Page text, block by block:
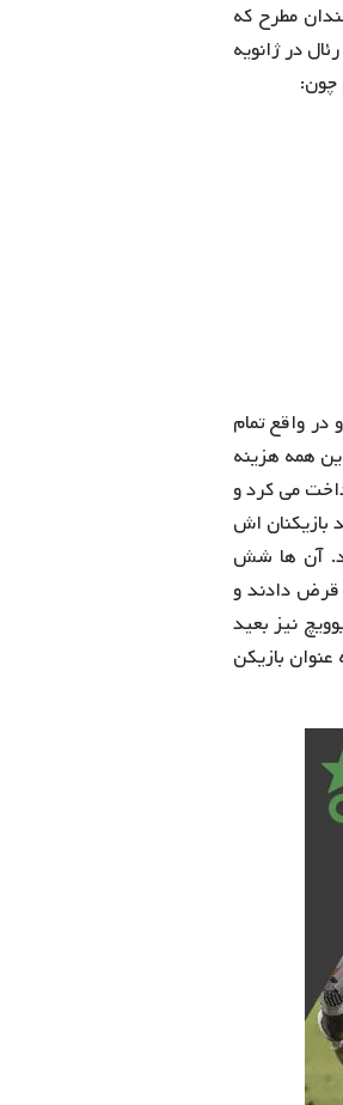
مطرح که
در ژانویه
چون:
واقع تمام
همه هزینه
می کرد و
۳۰۵ میلیون یورو برای خرید بازیکنان اش
آن ها شش
قرض دادند و
نیز بعید
بازیکن